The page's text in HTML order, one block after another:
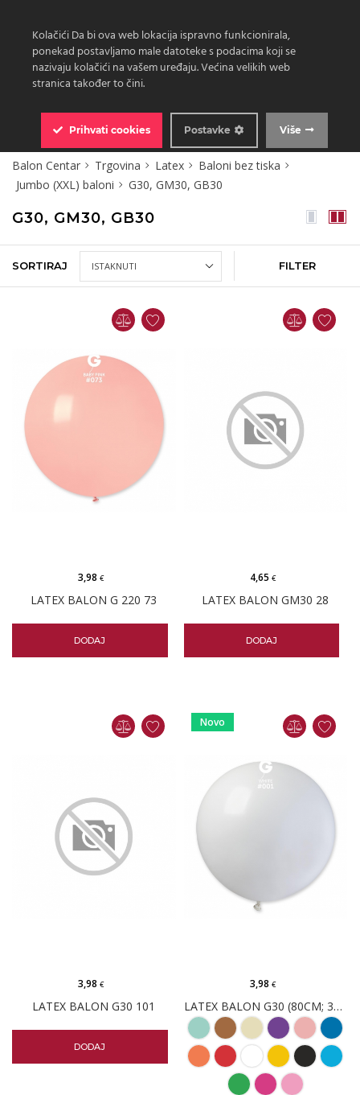
Balon Centar Trgovina Latex
Baloni bez tiska
Jumbo (XXL) baloni
G30, GM30, GB30
G30, GM30, GB30
SORTIRAJ FILTER
LATEX BALON G 220 73
3,98€
DODAJ
LATEX BALON GM30 28
4,65 €
DODAJ
LATEX BALON G30 101
3,98€
DODAJ
Novo
LATEX BALON G30 (80CM; 31")
3,98 €
Kolačići Da bi ova web lokacija ispravno funkcionirala,
ponekad postavljamo male datoteke s podacima koji se
nazivaju kolačići na vašem uređaju. Većina velikih web
stranica također to čini.
Prihvati cookies Više
Postavke